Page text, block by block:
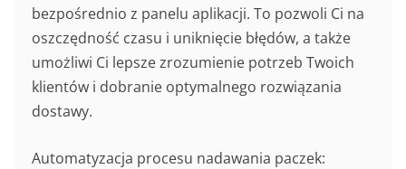
bezpośrednio z panelu aplikacji. To pozwoli Ci na
oszczędność czasu i uniknięcie błędów, a także
umożliwi Ci lepsze zrozumienie potrzeb Twoich
klientów i dobranie optymalnego rozwiązania
dostawy.
Automatyzacja procesu nadawania paczek: